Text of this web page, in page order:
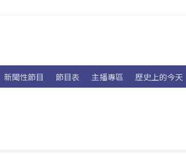
新聞性節目 節目表 主播專區 歷史上的今天